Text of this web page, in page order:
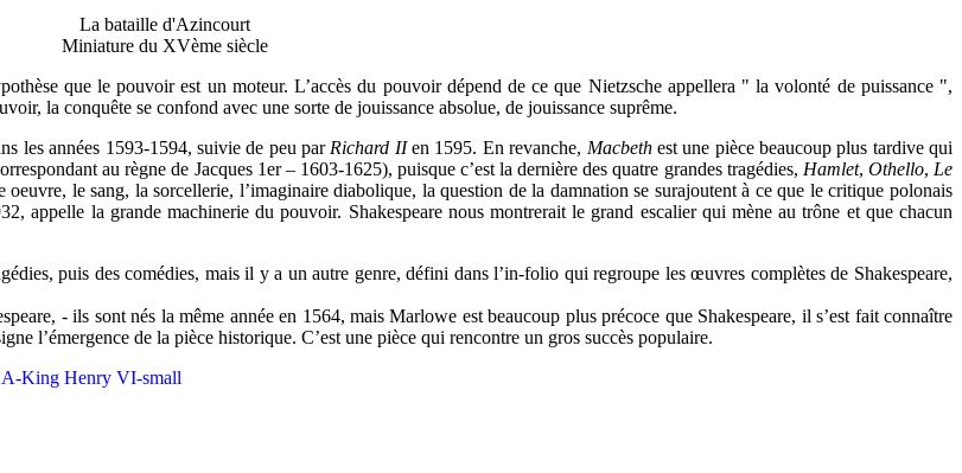
La bataille d'Azincourt
Miniature du XVème siècle
que le pouvoir est un moteur. L’accès du pouvoir dépend de ce que Nietzsche appellera " la volonté de puissance ",
la conquête se confond avec une sorte de jouissance absolue, de jouissance suprême.
les années 1593-1594, suivie de peu par Richard IIen 1595. En revanche, Macbethest une pièce beaucoup plus tardive qui
au règne de Jacques 1er – 1603-1625), puisque c’est la dernière des quatre grandes tragédies, Hamlet, Othello, Le
le sang, la sorcellerie, l’imaginaire diabolique, la question de la damnation se surajoutent à ce que le critique polonais
appelle la grande machinerie du pouvoir. Shakespeare nous montrerait le grand escalier qui mène au trône et que chacun
puis des comédies, mais il y a un autre genre, défini dans l’in-folio qui regroupe les œuvres complètes de Shakespeare,
- ils sont nés la même année en 1564, mais Marlowe est beaucoup plus précoce que Shakespeare, il s’est fait connaître
l’émergence de la pièce historique. C’est une pièce qui rencontre un gros succès populaire.